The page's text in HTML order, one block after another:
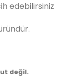
edebilirsiniz
değil.